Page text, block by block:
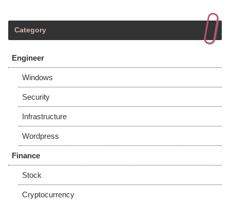
Category
Engineer
Windows
Security
Infrastructure
Wordpress
Finance
Stock
Cryptocurrency